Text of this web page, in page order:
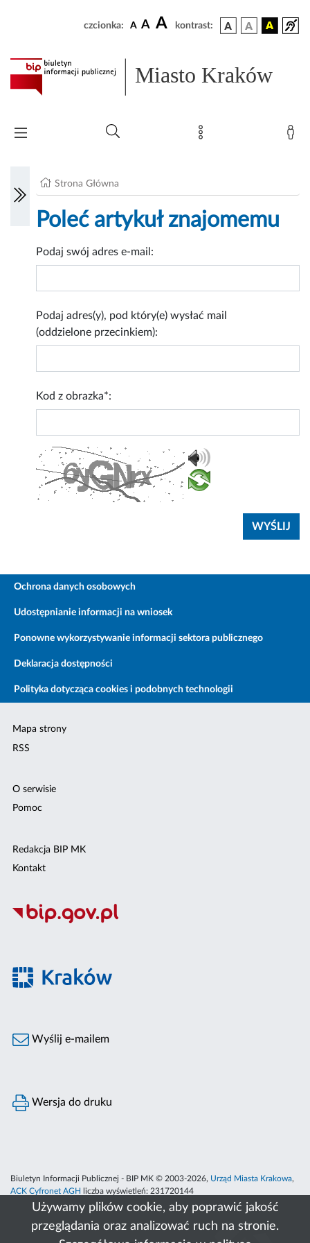
Używamy plików cookie, aby poprawić jakość
przeglądania oraz analizować ruch na stronie.
czcionka: A A A kontrast:
Miasto Kraków
Strona Główna
Poleć artykuł znajomemu
Podaj swój adres e-mail:
Podaj adres(y), pod który(e) wysłać mail
(oddzielone przecinkiem):
Kod z obrazka*:
Ochrona danych osobowych
Udostępnianie informacji na wniosek
Ponowne wykorzystywanie informacji sektora publicznego
Deklaracja dostępności
Polityka dotycząca cookies i podobnych technologii
Mapa strony
RSS
O serwisie
Pomoc
Redakcja BIP MK
Kontakt
Wyślij e-mailem
Wersja do druku
Biuletyn Informacji Publicznej - BIP MK © 2003-2026, Urząd Miasta Krakowa,
ACK Cyfronet AGH
liczba wyświetleń: 231720144